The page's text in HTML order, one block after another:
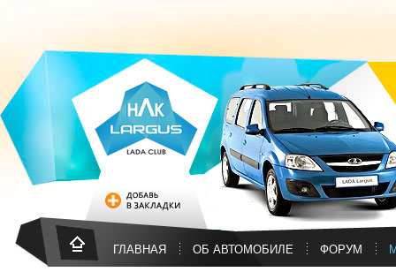
ГЛАВНАЯ ОБ АВТОМОБИЛЕ ФОРУМ